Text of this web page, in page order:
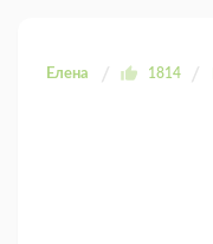
Елена 1814